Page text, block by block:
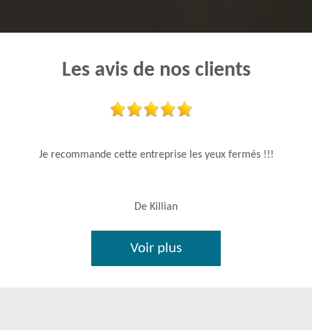
Les avis de nos clients
Je recommande cette entreprise les yeux fermés !!!
De Killian
Voir plus